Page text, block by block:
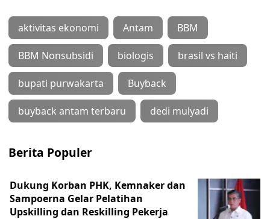
aktivitas ekonomi Antam BBM
BBM Nonsubsidi biologis brasil vs haiti
bupati purwakarta Buyback
buyback antam terbaru dedi mulyadi
Berita Populer
Dukung Korban PHK, Kemnaker dan
Sampoerna Gelar Pelatihan
Upskilling dan Reskilling Pekerja